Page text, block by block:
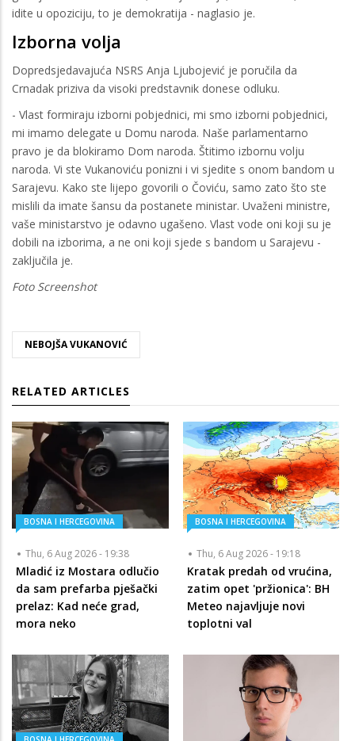
idite u opoziciju, to je demokratija - naglasio je.
Izborna volja
Dopredsjedavajuća NSRS Anja Ljubojević je poručila da
Crnadak priziva da visoki predstavnik donese odluku.
- Vlast formiraju izborni pobjednici, mi smo izborni pobjednici,
mi imamo delegate u Domu naroda. Naše parlamentarno
pravo je da blokiramo Dom naroda. Štitimo izbornu volju
naroda. Vi ste Vukanoviću ponizni i vi sjedite s onom bandom u
Sarajevu. Kako ste lijepo govorili o Čoviću, samo zato što ste
mislili da imate šansu da postanete ministar. Uvaženi ministre,
vaše ministarstvo je odavno ugašeno. Vlast vode oni koji su je
dobili na izborima, a ne oni koji sjede s bandom u Sarajevu -
zaključila je.
Foto Screenshot
NEBOJŠA VUKANOVIĆ
RELATED ARTICLES
BOSNA I HERCEGOVINA
Thu, 6 Aug 2026 - 19:38
Mladić iz Mostara odlučio
da sam prefarba pješački
prelaz: Kad neće grad,
mora neko
BOSNA I HERCEGOVINA
Thu, 6 Aug 2026 - 19:18
Kratak predah od vrućina,
zatim opet 'pržionica': BH
Meteo najavljuje novi
toplotni val